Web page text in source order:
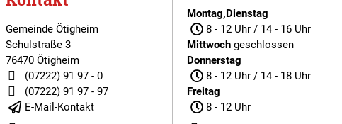
Gemeinde Ötigheim
Schulstraße 3
76470 Ötigheim
(07222) 91 97 - 0
(07222) 91 97 - 97
E-Mail-Kontakt
Montag,Dienstag
8 - 12 Uhr / 14 - 16 Uhr
Mittwoch geschlossen
Donnerstag
8 - 12 Uhr / 14 - 18 Uhr
Freitag
8 - 12 Uhr